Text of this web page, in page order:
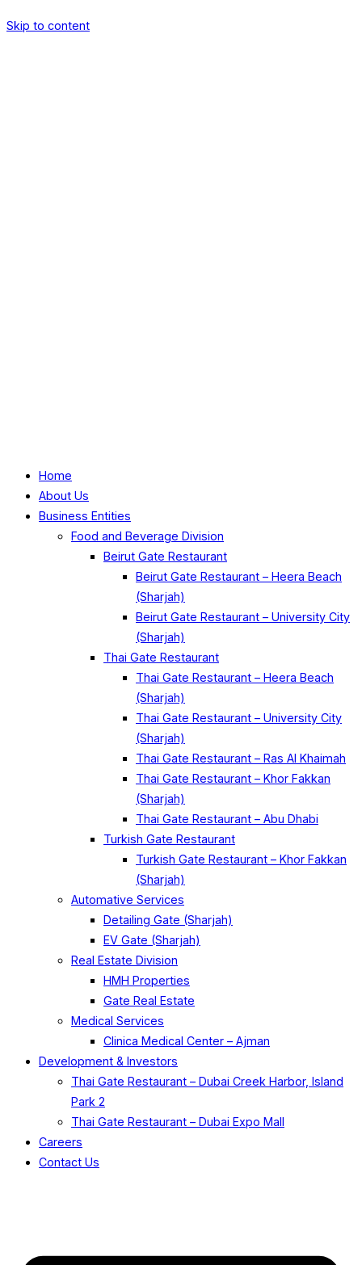
Skip to content
Home
About Us
Business Entities
Food and Beverage Division
Beirut Gate Restaurant
Beirut Gate Restaurant – Heera Beach
(Sharjah)
Beirut Gate Restaurant – University City
(Sharjah)
Thai Gate Restaurant
Thai Gate Restaurant – Heera Beach
(Sharjah)
Thai Gate Restaurant – University City
(Sharjah)
Thai Gate Restaurant – Ras Al Khaimah
Thai Gate Restaurant – Khor Fakkan
(Sharjah)
Thai Gate Restaurant – Abu Dhabi
Turkish Gate Restaurant
Turkish Gate Restaurant – Khor Fakkan
(Sharjah)
Automative Services
Detailing Gate (Sharjah)
EV Gate (Sharjah)
Real Estate Division
HMH Properties
Gate Real Estate
Medical Services
Clinica Medical Center – Ajman
Development & Investors
Thai Gate Restaurant – Dubai Creek Harbor, Island
Park 2
Thai Gate Restaurant – Dubai Expo Mall
Careers
Contact Us